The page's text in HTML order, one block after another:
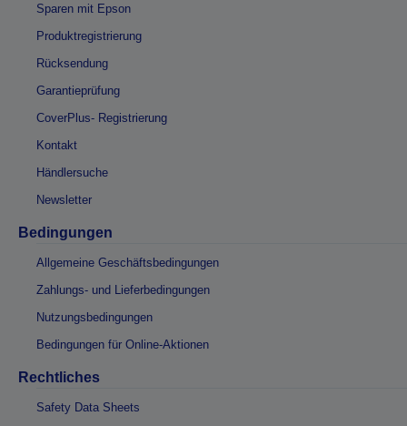
Sparen mit Epson
Produktregistrierung
Rücksendung
Garantieprüfung
CoverPlus- Registrierung
Kontakt
Händlersuche
Newsletter
Bedingungen
Allgemeine Geschäftsbedingungen
Zahlungs- und Lieferbedingungen
Nutzungsbedingungen
Bedingungen für Online-Aktionen
Rechtliches
Safety Data Sheets